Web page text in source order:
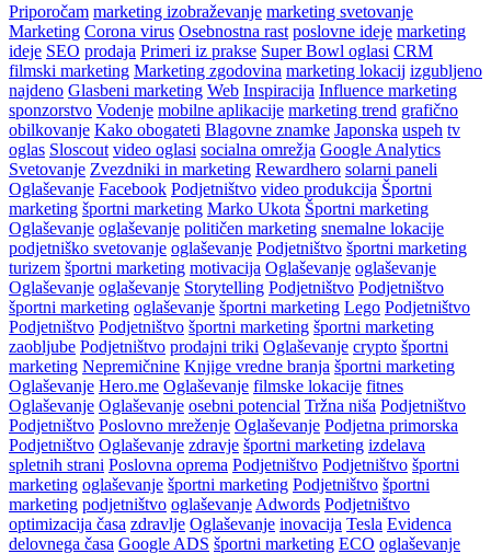
Priporočam marketing izobraževanje marketing svetovanje
Marketing Corona virus Osebnostna rast poslovne ideje marketing
ideje SEO prodaja Primeri iz prakse Super Bowl oglasi CRM
filmski marketing Marketing zgodovina marketing lokacij izgubljeno
najdeno Glasbeni marketing Web Inspiracija Influence marketing
sponzorstvo Vodenje mobilne aplikacije marketing trend grafično
obilkovanje Kako obogateti Blagovne znamke Japonska uspeh tv
oglas Sloscout video oglasi socialna omrežja Google Analytics
Svetovanje Zvezdniki in marketing Rewardhero solarni paneli
Oglaševanje Facebook Podjetništvo video produkcija Športni
marketing športni marketing Marko Ukota Športni marketing
Oglaševanje oglaševanje političen marketing snemalne lokacije
podjetniško svetovanje oglaševanje Podjetništvo športni marketing
turizem športni marketing motivacija Oglaševanje oglaševanje
Oglaševanje oglaševanje Storytelling Podjetništvo Podjetništvo
športni marketing oglaševanje športni marketing Lego Podjetništvo
Podjetništvo Podjetništvo športni marketing športni marketing
zaobljube Podjetništvo prodajni triki Oglaševanje crypto športni
marketing Nepremičnine Knjige vredne branja športni marketing
Oglaševanje Hero.me Oglaševanje filmske lokacije fitnes
Oglaševanje Oglaševanje osebni potencial Tržna niša Podjetništvo
Podjetništvo Poslovno mreženje Oglaševanje Podjetna primorska
Podjetništvo Oglaševanje zdravje športni marketing izdelava
spletnih strani Poslovna oprema Podjetništvo Podjetništvo športni
marketing oglaševanje športni marketing Podjetništvo športni
marketing podjetništvo oglaševanje Adwords Podjetništvo
optimizacija časa zdravlje Oglaševanje inovacija Tesla Evidenca
delovnega časa Google ADS športni marketing ECO oglaševanje